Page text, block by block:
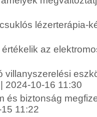
lézerterápia-
az
villanyszerelési
2024-10-16 11:30
és biztonság
11:22